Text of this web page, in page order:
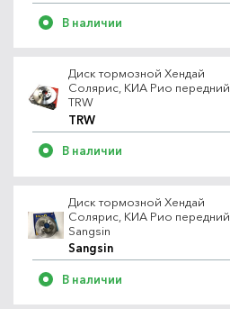
В наличии
Диск тормозной Хендай
Солярис, КИА Рио передний
TRW
TRW
В наличии
Диск тормозной Хендай
Солярис, КИА Рио передний
Sangsin
Sangsin
В наличии